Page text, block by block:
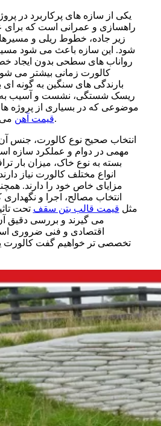
راهسازی و عمرانی است که برای
زیر جاده، خطوط ریلی و
شود. این سازه باعث می شود
رواناب های سطحی بدون ایجاد
کالورت زمانی بیشتر می
بارندگی های سنگین به گونه ای
ریسک شستگی، نشست و آسیب به
موضوعی که در بسیاری از پروژه ها
قیمت آهنمی تواند تعیین کننده باشد.
انتخاب صحیح نوع کالورت، جنس
مهمی در دوام و عملکرد سازه
بسته به نوع خاک، میزان بار
انواع مختلف کالورت نیاز
مزایای خاص خود را دارند.
انتخاب مصالح، اجرا و
مثل قیمت قالب بتن سقف تحت
می گیرند و بررسی دقیق
اقتصادی و فنی ضروری
تخصصی تر خواهیم گفت کالورت